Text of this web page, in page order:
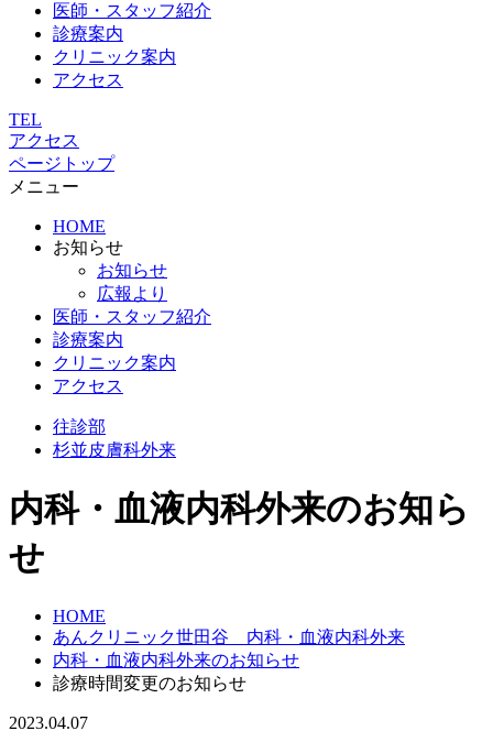
医師・スタッフ紹介
診療案内
クリニック案内
アクセス
TEL
アクセス
ページトップ
メニュー
HOME
お知らせ
お知らせ
広報より
医師・スタッフ紹介
診療案内
クリニック案内
アクセス
往診部
杉並皮膚科外来
内科・血液内科外来のお知ら
せ
HOME
あんクリニック世田谷 内科・血液内科外来
内科・血液内科外来のお知らせ
診療時間変更のお知らせ
2023.04.07